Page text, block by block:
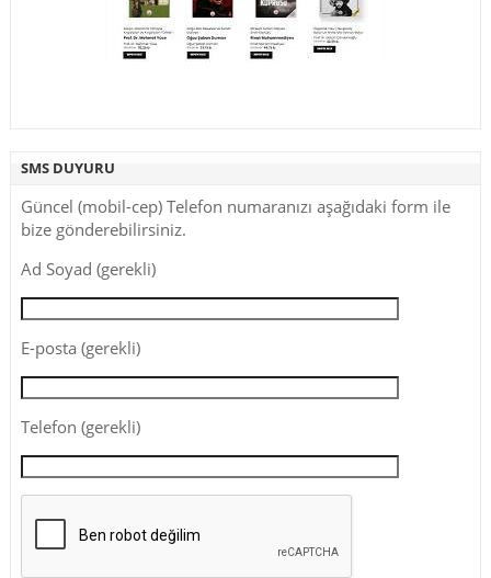
SMS DUYURU
Güncel (mobil-cep) Telefon numaranızı aşağıdaki form ile
bize gönderebilirsiniz.
Ad Soyad (gerekli)
E-posta (gerekli)
Telefon (gerekli)